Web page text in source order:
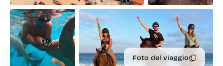
Foto del viaggio